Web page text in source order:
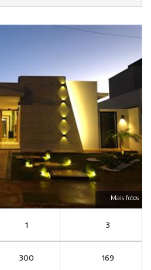
Mais fotos
1 3
300 169